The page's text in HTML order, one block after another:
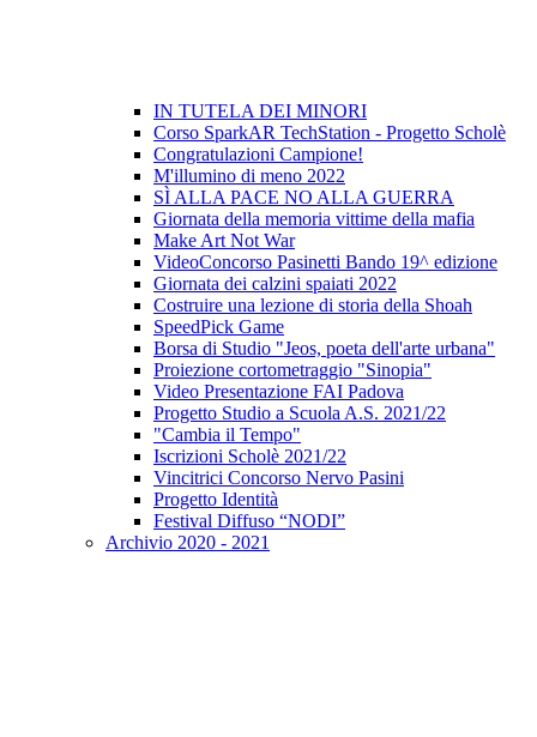
IN TUTELA DEI MINORI
Corso SparkAR TechStation - Progetto Scholè
Congratulazioni Campione!
M'illumino di meno 2022
SÌ ALLA PACE NO ALLA GUERRA
Giornata della memoria vittime della mafia
Make Art Not War
VideoConcorso Pasinetti Bando 19^ edizione
Giornata dei calzini spaiati 2022
Costruire una lezione di storia della Shoah
SpeedPick Game
Borsa di Studio "Jeos, poeta dell'arte urbana"
Proiezione cortometraggio "Sinopia"
Video Presentazione FAI Padova
Progetto Studio a Scuola A.S. 2021/22
"Cambia il Tempo"
Iscrizioni Scholè 2021/22
Vincitrici Concorso Nervo Pasini
Progetto Identità
Festival Diffuso “NODI”
Archivio 2020 - 2021